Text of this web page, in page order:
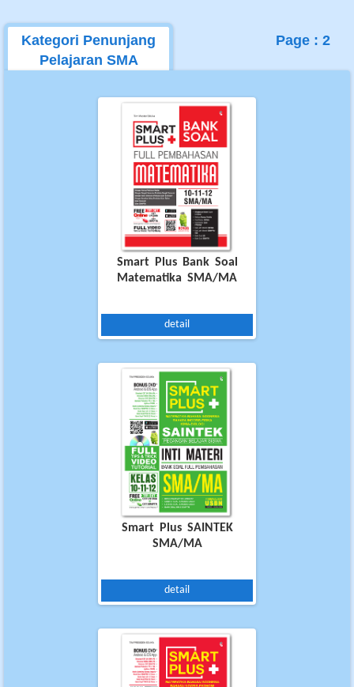
Kategori Penunjang
Pelajaran SMA
Page : 2
Smart Plus Bank Soal
Matematika SMA/MA
detail
Smart Plus SAINTEK
SMA/MA
detail